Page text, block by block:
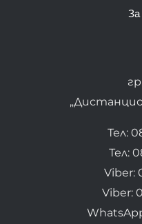
За
Тел:
Тел:
Viber:
Viber: